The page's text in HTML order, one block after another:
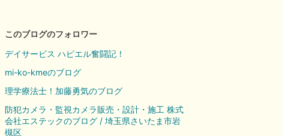
このブログのフォロワー
デイサービス ハピエル奮闘記！
mi-ko-kmeのブログ
理学療法士！加藤勇気のブログ
防犯カメラ・監視カメラ販売・設計・施工 株式
会社エステックのブログ / 埼玉県さいたま市岩
槻区